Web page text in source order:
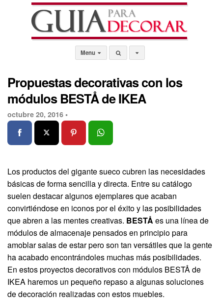
Menu
Propuestas decorativas con los
módulos BESTÅ de IKEA
octubre 20, 2016 •
Los productos del gigante sueco cubren las necesidades
básicas de forma sencilla y directa. Entre su catálogo
suelen destacar algunos ejemplares que acaban
convirtiéndose en iconos por el éxito y las posibilidades
que abren a las mentes creativas. BESTÅ es una línea de
módulos de almacenaje pensados en principio para
amoblar salas de estar pero son tan versátiles que la gente
ha acabado encontrándoles muchas más posibilidades.
En estos proyectos decorativos con módulos BESTÅ de
IKEA haremos un pequeño repaso a algunas soluciones
de decoración realizadas con estos muebles.